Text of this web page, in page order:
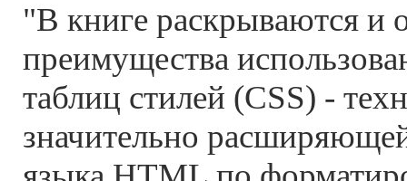
"В книге раскрываются и
преимущества
таблиц стилей (CSS) -
значительно